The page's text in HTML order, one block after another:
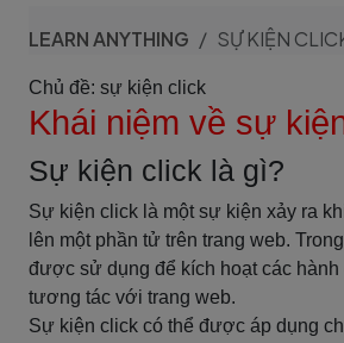
LEARN ANYTHING SỰ KIỆN
Chủ đề: sự kiện click
Khái niệm về sự
Sự kiện click là gì?
Sự kiện click là một sự kiện xảy ra
lên một phần tử trên trang web.
được sử dụng để kích hoạt các
tương tác với trang web.
Sự kiện click có thể được áp dụng